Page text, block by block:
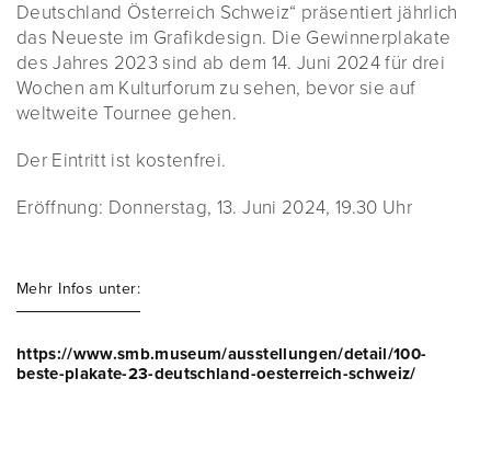
Deutschland Österreich Schweiz“ präsentiert jährlich
das Neueste im Grafikdesign. Die Gewinnerplakate
des Jahres 2023 sind ab dem 14. Juni 2024 für drei
Wochen am Kulturforum zu sehen, bevor sie auf
weltweite Tournee gehen.
Der Eintritt ist kostenfrei.
Eröffnung: Donnerstag, 13. Juni 2024, 19.30 Uhr
Mehr Infos unter:
https://www.smb.museum/ausstellungen/detail/100-
beste-plakate-23-deutschland-oesterreich-schweiz/